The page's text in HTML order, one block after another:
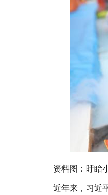
资料图：盱眙
近年来，习近平